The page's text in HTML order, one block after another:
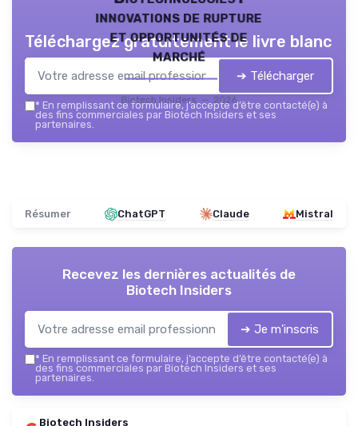
innovations de rupture
et opportunités de
marché
Biotech Insiders — 2026
Téléchargez gratuitement le livre blanc
➔ Télécharger
* En remplissant ce formulaire, j’accepte d’être contacté(e) à
des fins commerciales par Biotech Insiders et ses
partenaires.
Résumer ChatGPT Claude Mistral
Recevez les dernières actualités de
Biotech Insiders
➔ Je m'inscris
* En remplissant ce formulaire, j’accepte d’être contacté(e) à
des fins commerciales par Biotech Insiders et ses
partenaires.
Biotech Insiders